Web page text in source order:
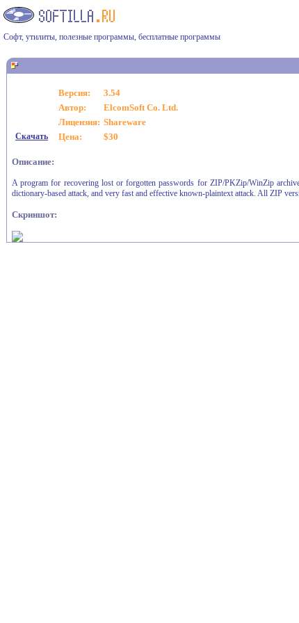
Софт, утилиты, полезные программы, бесплатные программы
Версия:
3.54
Автор:
ElcomSoft Co. Ltd.
Лицензия: Shareware
Скачать Цена: $30
Описание:
A program for recovering lost or forgotten passwords for ZIP/PKZip/WinZip
dictionary-based attack, and very fast and effective known-plaintext attack. All ZIP
Скриншот: